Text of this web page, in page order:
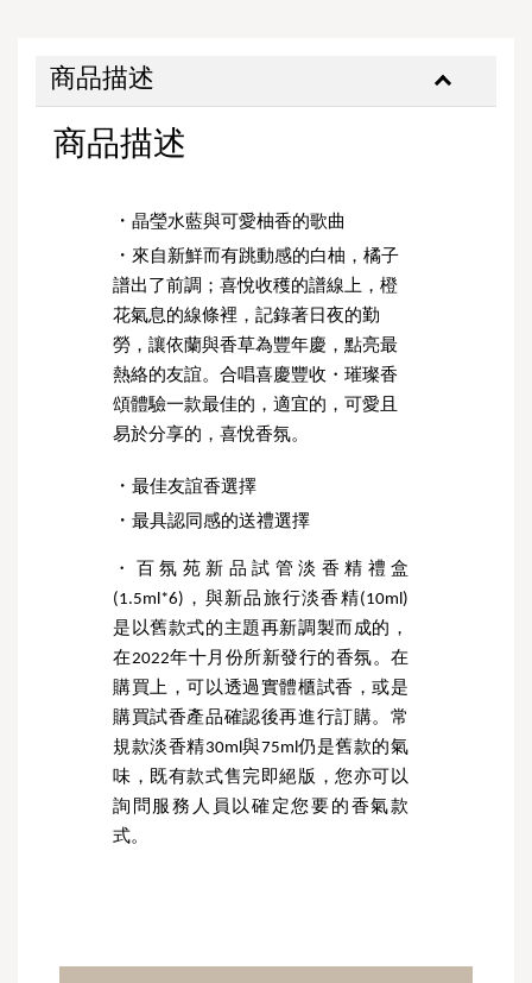
商品描述
商品描述
・ 晶瑩水藍與可愛柚香的歌曲
・ 來自新鮮而有跳動感的白柚，橘子
譜出了前調；喜悅收穫的譜線上，橙
花氣息的線條裡，記錄著日夜的勤
勞，讓依蘭與香草為豐年慶，點亮最
熱絡的友誼。合唱喜慶豐收・璀璨香
頌體驗一款最佳的，適宜的，可愛且
易於分享的，喜悅香氛。
・ 最佳友誼香選擇
・ 最具認同感的送禮選擇
・百氛苑新品試管淡香精禮盒
(1.5ml*6)，與新品旅行淡香精(10ml)
是以舊款式的主題再新調製而成的，
在2022年十月份所新發行的香氛。在
購買上，可以透過實體櫃試香，或是
購買試香產品確認後再進行訂購。常
規款淡香精30ml與75ml仍是舊款的氣
味，既有款式售完即絕版，您亦可以
詢問服務人員以確定您要的香氣款
式。